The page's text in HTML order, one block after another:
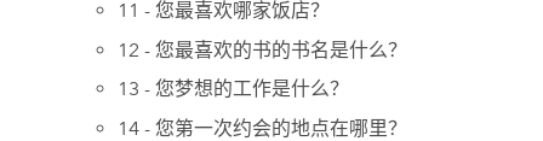
11 - 您最喜欢哪家饭店？
12 - 您最喜欢的书的书名是什么？
13 - 您梦想的工作是什么？
14 - 您第一次约会的地点在哪里？